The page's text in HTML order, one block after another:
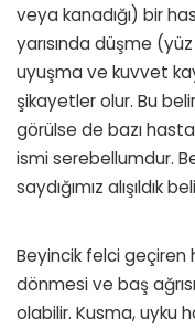
veya kanadığı) bir
yarısında düşme
uyuşma ve kuvvet
şikayetler olur. Bu
görülse de bazı
ismi serebellumdur.
saydığımız alışıldık
Beyincik felci
dönmesi ve baş
olabilir. Kusma, uyku